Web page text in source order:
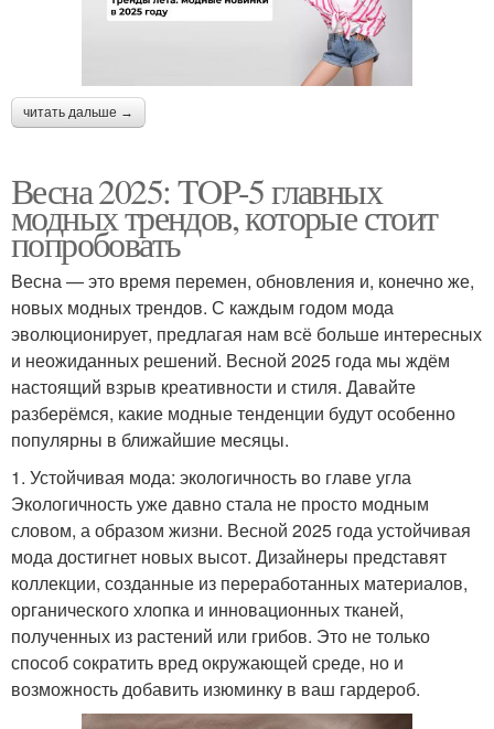
читать дальше →
Весна 2025: TOP-5 главных
модных трендов, которые стоит
попробовать
Весна — это время перемен, обновления и, конечно же,
новых модных трендов. С каждым годом мода
эволюционирует, предлагая нам всё больше интересных
и неожиданных решений. Весной 2025 года мы ждём
настоящий взрыв креативности и стиля. Давайте
разберёмся, какие модные тенденции будут особенно
популярны в ближайшие месяцы.
1. Устойчивая мода: экологичность во главе угла
Экологичность уже давно стала не просто модным
словом, а образом жизни. Весной 2025 года устойчивая
мода достигнет новых высот. Дизайнеры представят
коллекции, созданные из переработанных материалов,
органического хлопка и инновационных тканей,
полученных из растений или грибов. Это не только
способ сократить вред окружающей среде, но и
возможность добавить изюминку в ваш гардероб.